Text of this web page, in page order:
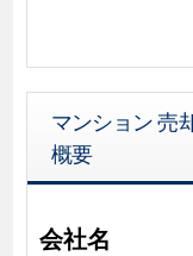
マンション 売
概要
会社名